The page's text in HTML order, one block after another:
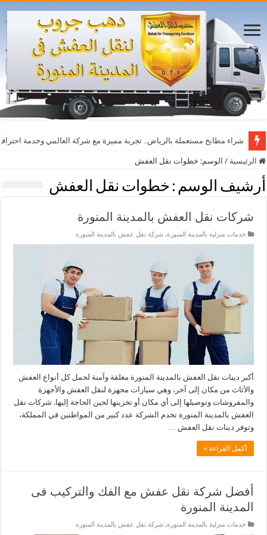
شراء مطابخ مستعملة بالرياض.. تجربة مميزة مع شركة العالمي وخدمة
الرئيسية / الوسم: خطوات نقل العفش
أرشيف الوسم : خطوات نقل العفش
شركات نقل العفش بالمدينة المنورة
خدمات منزلية بالمدينة المنورة,شركة نقل عفش بالمدينة المنورة
أكبر دينات نقل العفش بالمدينة المنورة مغلقة وآمنة لحمل كل أنواع العفش
والأثاث من مكان إلى آخر، وهي سيارات مجهزة لنقل العفش والأجهزة
والمفروشات وتوصيلها إلى أي مكان أو تخزينها لحين الحاجة إليها. شركات نقل
العفش بالمدينة المنورة تخدم الشركة عدد كبير من المواطنين في المملكة،
وتوفر دينات نقل العفش …
أكمل القراءة »
أفضل شركة نقل عفش مع الفك والتركيب فى
المدينة المنورة
خدمات منزلية بالمدينة المنورة,شركة نقل عفش بالمدينة المنورة